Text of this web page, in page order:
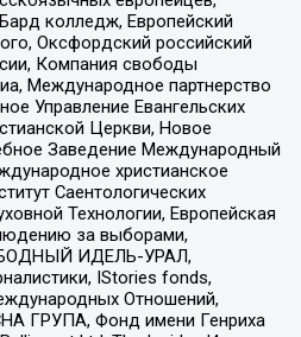
колледж, Европейский
Оксфордский российский
Компания свободы
Международное партнерство
Управление Евангельских
Церкви, Новое
Заведение Международный
христианское
Саентологических
Технологии, Европейская
за выборами,
ИДЕЛЬ-УРАЛ,
IStories fonds,
Отношений,
ГРУПА, Фонд имени Генриха